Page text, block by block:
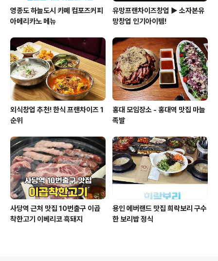
영종도 하늘도시 카페 컴포즈커피
아메리카노 메뉴
유망프랜차이즈창업 ▶ 소자본유
망창업 인기아이템!
외식창업 추천! 한식 프랜차이즈 1
순위
홍대 모임장소 - 홍대역 맛집 마늘
족발
사당역 근처 맛집 10번출구 이곱
착한고기 이베리코 흑돼지
용인 에버랜드 맛집 희락보리 구수
한 보리밥 정식